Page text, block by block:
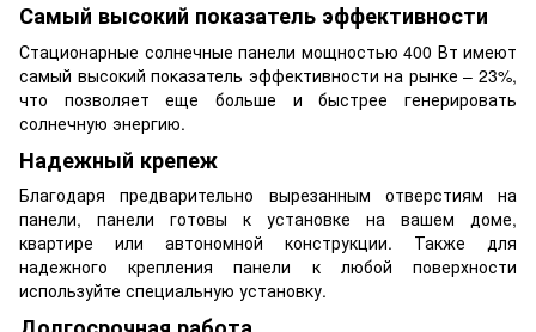
Самый высокий показатель эффективности
Стационарные солнечные панели мощностью 400 Вт имеют
самый высокий показатель эффективности на рынке – 23%,
что позволяет еще больше и быстрее генерировать
солнечную энергию.
Надежный крепеж
Благодаря предварительно вырезанным отверстиям на
панели, панели готовы к установке на вашем доме,
квартире или автономной конструкции. Также для
надежного крепления панели к любой поверхности
используйте специальную установку.